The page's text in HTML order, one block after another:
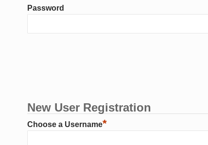
Password
New User Registration
Choose a Username*